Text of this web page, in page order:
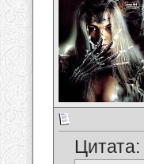
Цитата: